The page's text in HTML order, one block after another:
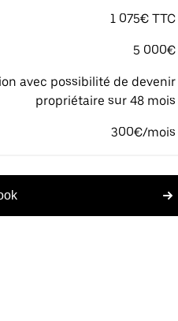
1 075€ TTC
5 000€
avec possibilité de devenir
propriétaire sur 48 mois
300€/mois